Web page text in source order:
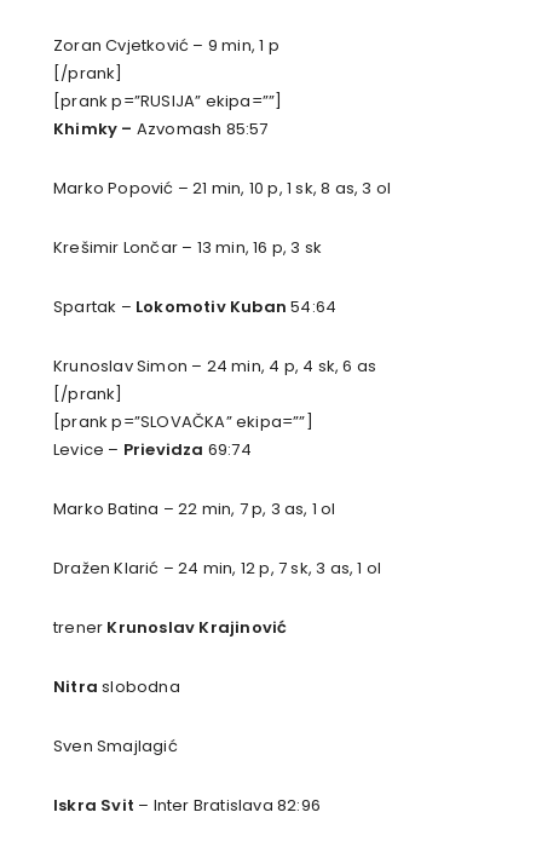
Zoran Cvjetković – 9 min, 1 p
[/prank]
[prank p=”RUSIJA” ekipa=””]
Khimky – Azvomash 85:57
Marko Popović – 21 min, 10 p, 1 sk, 8 as, 3 ol
Krešimir Lončar – 13 min, 16 p, 3 sk
Spartak – Lokomotiv Kuban54:64
Krunoslav Simon – 24 min, 4 p, 4 sk, 6 as
[/prank]
[prank p=”SLOVAČKA” ekipa=””]
Levice – Prievidza 69:74
Marko Batina – 22 min, 7 p, 3 as, 1 ol
Dražen Klarić – 24 min, 12 p, 7 sk, 3 as, 1 ol
trener Krunoslav Krajinović
Nitraslobodna
Sven Smajlagić
Iskra Svit – Inter Bratislava 82:96